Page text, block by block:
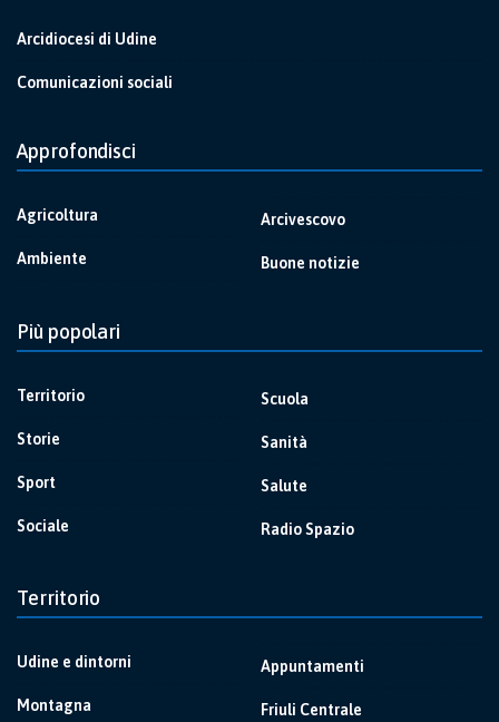
Arcidiocesi di Udine
Comunicazioni sociali
Approfondisci
Agricoltura
Ambiente
Arcivescovo
Buone notizie
Più popolari
Territorio
Storie
Sport
Sociale
Scuola
Sanità
Salute
Radio Spazio
Territorio
Udine e dintorni
Montagna
Appuntamenti
Friuli Centrale